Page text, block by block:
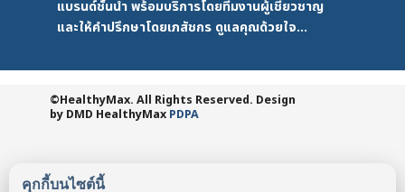
คุกกี้บนไซต์นี้
แบรนด์ชั้นนำ พร้อมบริการโดยทีมงานผู้เชี่ยวชาญ
และให้คำปรึกษาโดยเภสัชกร ดูแลคุณด้วยใจ...
©HealthyMax. All Rights Reserved. Design
by DMD HealthyMax PDPA